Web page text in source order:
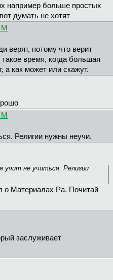
например больше простых
думать не хотят
М
верят, потому что верит
время, когда большая
а как может или скажут.
М
Религии нужны неучи.
учит не учиться. Религии
о Материалах Ра. Почитай
заслуживает